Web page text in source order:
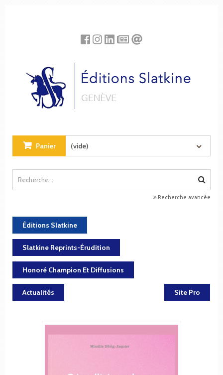
Panier (vide)
Recherche avancée
Éditions Slatkine
Slatkine Reprints-Érudition
Honoré Champion Et Diffusions
Actualités Site Pro